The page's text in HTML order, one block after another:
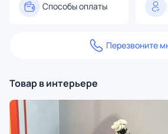
Способы оплаты
Перезвоните
Товар в интерьере